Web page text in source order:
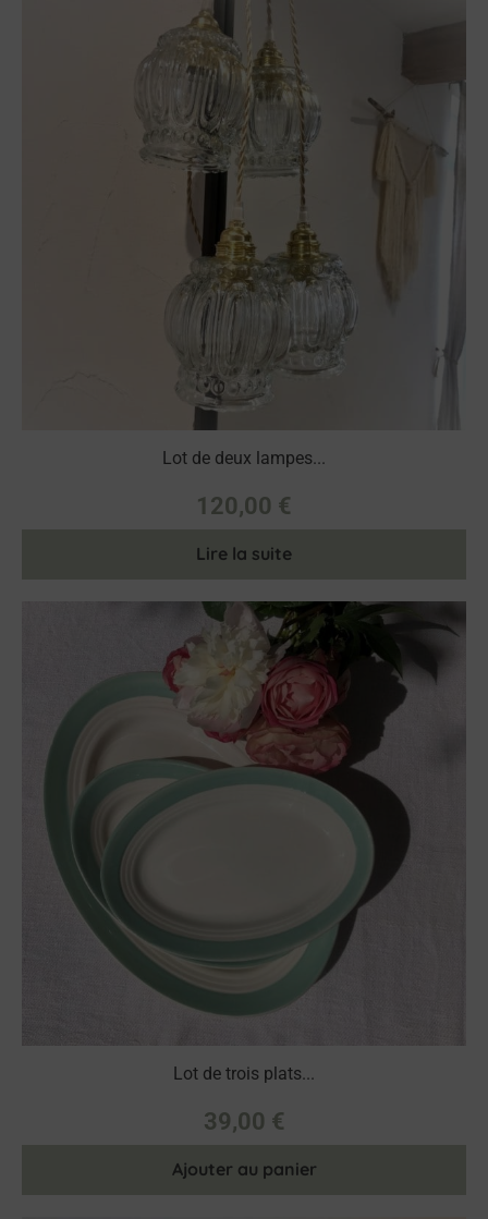
Lot de deux lampes...
120,00 €
Lire la suite
Lot de trois plats...
39,00 €
Ajouter au panier